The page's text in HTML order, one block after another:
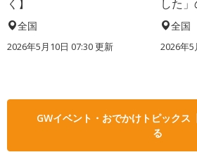
く】
全国
2026年5月10日 07:30 更新
した
全国
2026年5
GWイベント・おでかけトピックス
る